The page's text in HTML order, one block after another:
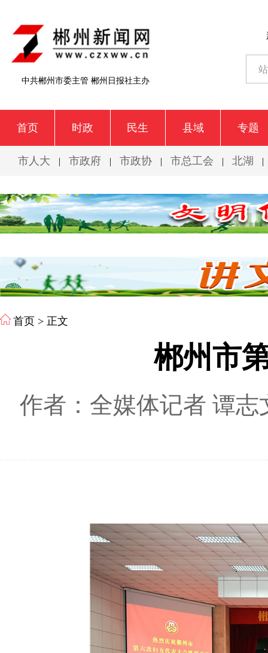
中共郴州市委主管 郴州日报社主办
首页 时政 民生 县域 专题
市人大 | 市政府 | 市政协 | 市总工会 | 北湖 |
首页 > 正文
郴州市
作者：全媒体记者 谭志